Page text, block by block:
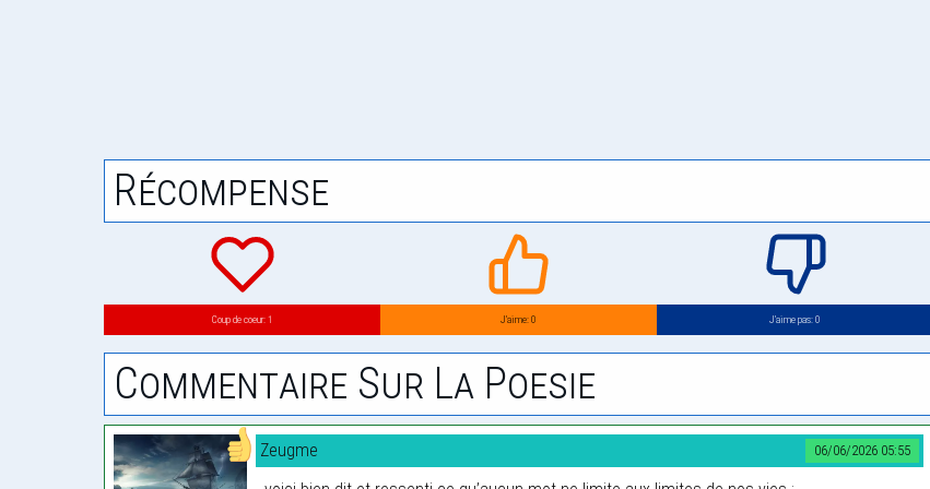
Récompense
Coup de coeur: 1 J’aime: 0 J’aime pas: 0
Commentaire Sur La Poesie
06/06/2026 05:55
Zeugme